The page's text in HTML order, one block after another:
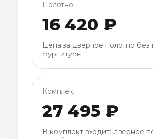
Полотно
16 420 ₽
Цена за дверное полотно без
фурнитуры.
Комплект
27 495 ₽
В комплект входит: дверное